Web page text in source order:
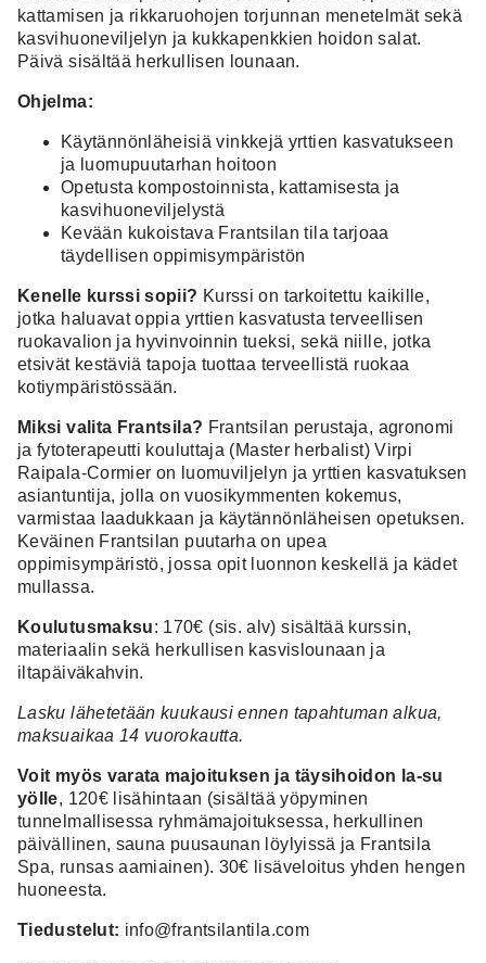
kattamisen ja rikkaruohojen torjunnan menetelmät sekä
kasvihuoneviljelyn ja kukkapenkkien hoidon salat.
Päivä sisältää herkullisen lounaan.
Ohjelma:
Käytännönläheisiä vinkkejä yrttien kasvatukseen
ja luomupuutarhan hoitoon
Opetusta kompostoinnista, kattamisesta ja
kasvihuoneviljelystä
Kevään kukoistava Frantsilan tila tarjoaa
täydellisen oppimisympäristön
Kenelle kurssi sopii? Kurssi on tarkoitettu kaikille,
jotka haluavat oppia yrttien kasvatusta terveellisen
ruokavalion ja hyvinvoinnin tueksi, sekä niille, jotka
etsivät kestäviä tapoja tuottaa terveellistä ruokaa
kotiympäristössään.
Miksi valita Frantsila? Frantsilan perustaja, agronomi
ja fytoterapeutti kouluttaja (Master herbalist) Virpi
Raipala-Cormier on luomuviljelyn ja yrttien kasvatuksen
asiantuntija, jolla on vuosikymmenten kokemus,
varmistaa laadukkaan ja käytännönläheisen opetuksen.
Keväinen Frantsilan puutarha on upea
oppimisympäristö, jossa opit luonnon keskellä ja kädet
mullassa.
Koulutusmaksu: 170€ (sis. alv) sisältää kurssin,
materiaalin sekä herkullisen kasvislounaan ja
iltapäiväkahvin.
Lasku lähetetään kuukausi ennen tapahtuman alkua,
maksuaikaa 14 vuorokautta.
Voit myös varata majoituksen ja täysihoidon la-su
yölle, 120€ lisähintaan (sisältää yöpyminen
tunnelmallisessa ryhmämajoituksessa, herkullinen
päivällinen, sauna puusaunan löylyissä ja Frantsila
Spa, runsas aamiainen). 30€ lisäveloitus yhden hengen
huoneesta.
Tiedustelut: info@frantsilantila.com